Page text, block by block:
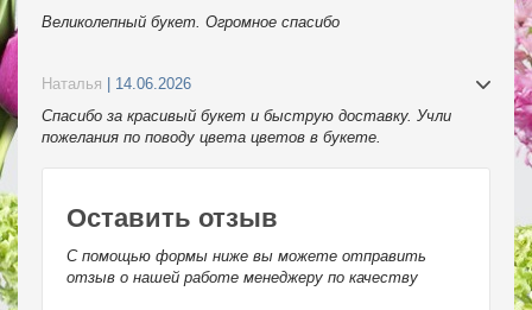
Великолепный букет. Огромное спасибо
Наталья
| 14.06.2026
Спасибо за красивый букет и быструю доставку. Учли
пожелания по поводу цвета цветов в букете.
Оставить отзыв
С помощью формы ниже вы можете отправить
отзыв о нашей работе менеджеру по качеству